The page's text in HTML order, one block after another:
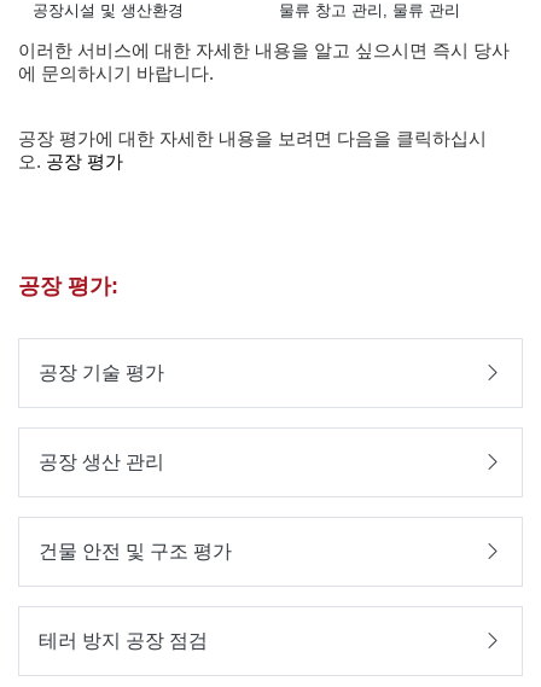
공장시설 및 생산환경
물류 창고 관리, 물류 관리
이러한 서비스에 대한 자세한 내용을 알고 싶으시면 즉시 당사
에 문의하시기 바랍니다.
공장 평가에 대한 자세한 내용을 보려면 다음을 클릭하십시
오. 공장 평가
공장 평가:
공장 기술 평가
공장 생산 관리
건물 안전 및 구조 평가
테러 방지 공장 점검